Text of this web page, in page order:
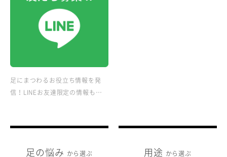
足にまつわるお役立ち情報を発
信！LINEお友達限定の情報も…
足の悩み から選ぶ 用途 から選ぶ